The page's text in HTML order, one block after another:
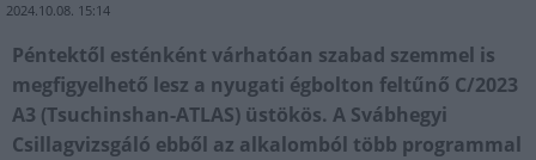
2024.10.08. 15:14
Péntektől esténként várhatóan szabad szemmel is
megfigyelhető lesz a nyugati égbolton feltűnő C/2023
A3 (Tsuchinshan-ATLAS) üstökös. A Svábhegyi
Csillagvizsgáló ebből az alkalomból több programmal